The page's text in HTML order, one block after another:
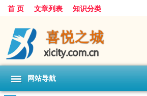
首 页 文章列表 知识分类
网站导航